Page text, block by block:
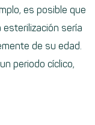
es posible que
sería
de su edad.
periodo cíclico,